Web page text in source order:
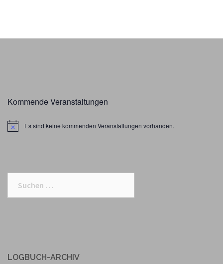
Kommende Veranstaltungen
Es sind keine kommenden Veranstaltungen vorhanden.
LOGBUCH-ARCHIV